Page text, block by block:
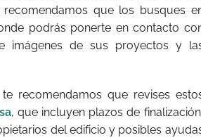
que los busques
podrás ponerte en contacto
imágenes de sus proyectos y
recomendamos que revises
, que incluyen plazos de
del edificio y posibles